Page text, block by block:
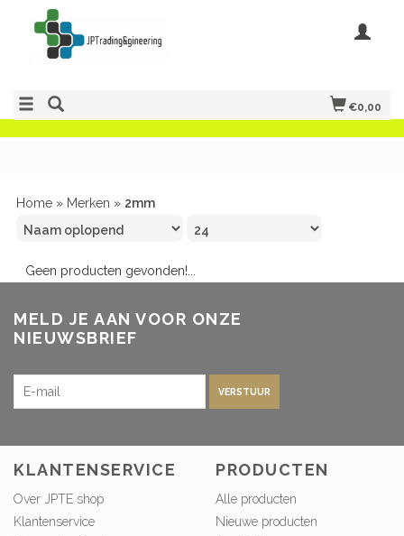
€0,00
Home » Merken » 2mm
Geen producten gevonden!...
MELD JE AAN VOOR ONZE
NIEUWSBRIEF
VERSTUUR
KLANTENSERVICE
Over JPTE shop
Klantenservice
PRODUCTEN
Alle producten
Nieuwe producten